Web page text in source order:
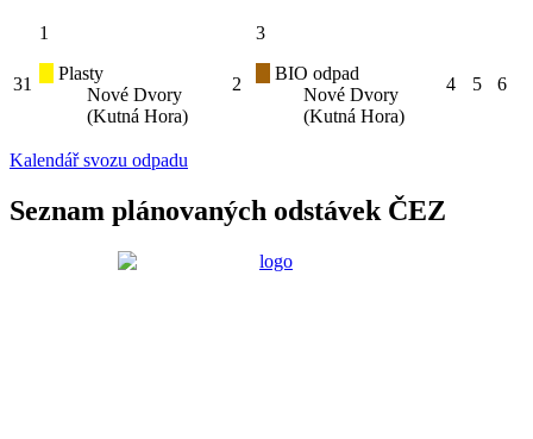
31
1
Plasty
Nové Dvory
(Kutná Hora)
2
3
BIO odpad
Nové Dvory
(Kutná Hora)
4 5 6
Kalendář svozu odpadu
Seznam plánovaných odstávek ČEZ